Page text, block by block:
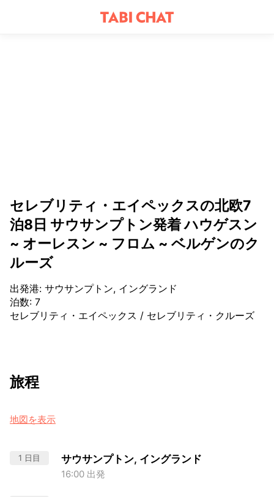
セレブリティ・エイペックスの北欧7
泊8日 サウサンプトン発着 ハウゲスン
~ オーレスン ~ フロム ~ ベルゲンのク
ルーズ
出発港: サウサンプトン, イングランド
泊数: 7
セレブリティ・エイペックス / セレブリティ・クルーズ
旅程
地図を表示
1 日目 サウサンプトン, イングランド
16:00 出発